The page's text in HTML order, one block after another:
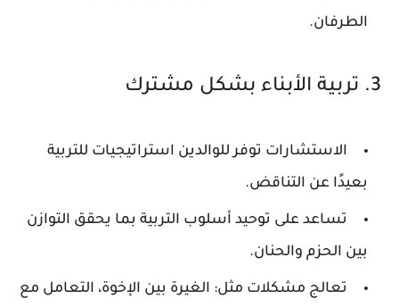
الطرفان.
3. تربية الأبناء بشكل مشترك
الاستشارات توفر للوالدين استراتيجيات للتربية
بعيدًا عن التناقض.
تساعد على توحيد أسلوب التربية بما يحقق التوازن
بين الحزم والحنان.
تعالج مشكلات مثل: الغيرة بين الإخوة، التعامل مع